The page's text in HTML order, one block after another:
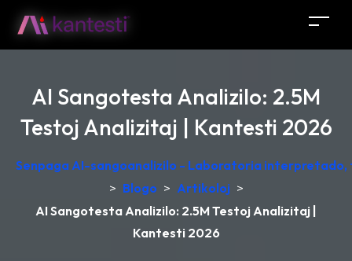
AI Sangotesta Analizilo: 2.5M
Testoj Analizitaj | Kantesti 2026
Senpaga AI-sangoanalizilo - Laboratoria
> Blogo > Artikoloj >
AI Sangotesta Analizilo: 2.5M Testoj Analizitaj |
Kantesti 2026